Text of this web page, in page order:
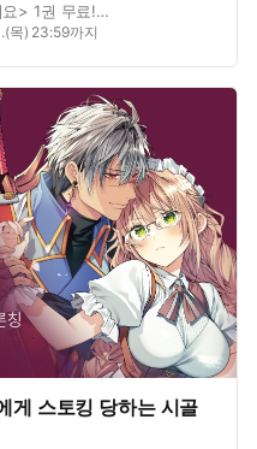
> 1권 무료!
> 연재 포함 3종 총 11화
목) 23:59까지
스토킹 당하는 시골